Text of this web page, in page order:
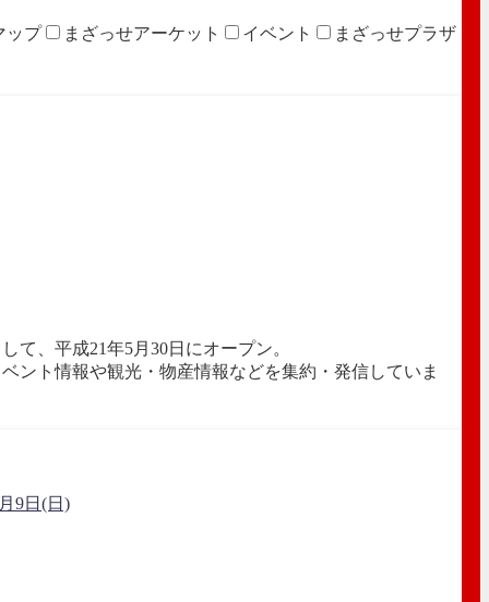
ップ まざっせアーケット イベント まざっせプラザ
て、平成21年5月30日にオープン。
ント情報や観光・物産情報などを集約・発信していま
9日(日)